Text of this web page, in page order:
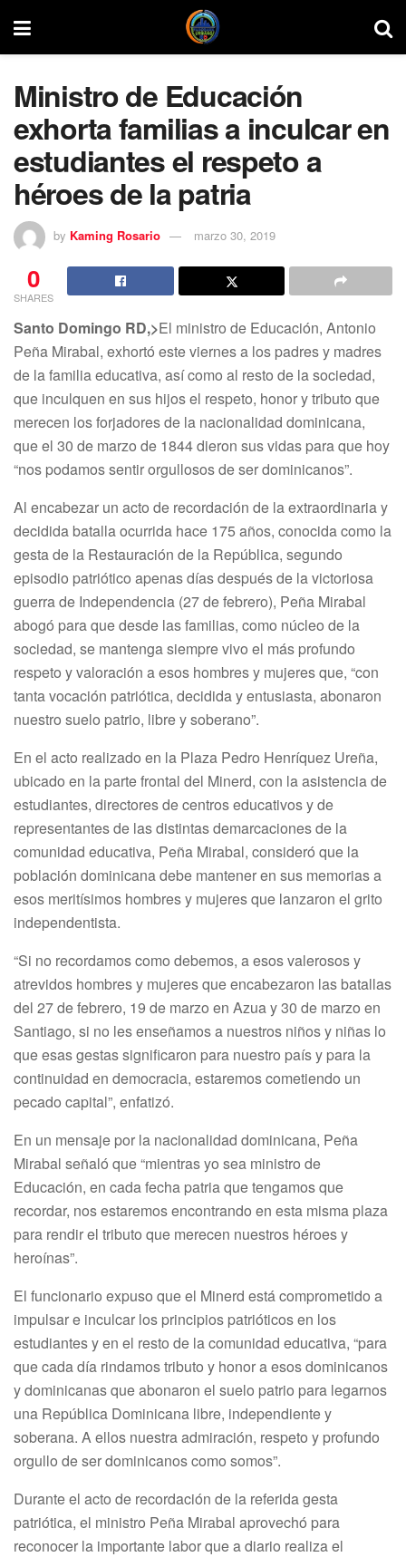
Ministro de Educación
exhorta familias a inculcar en
estudiantes el respeto a
héroes de la patria
by Kaming Rosario marzo 30, 2019
0
SHARES
Santo Domingo RD,>El ministro de Educación, Antonio
Peña Mirabal, exhortó este viernes a los padres y madres
de la familia educativa, así como al resto de la sociedad,
que inculquen en sus hijos el respeto, honor y tributo que
merecen los forjadores de la nacionalidad dominicana,
que el 30 de marzo de 1844 dieron sus vidas para que hoy
“nos podamos sentir orgullosos de ser dominicanos”.
Al encabezar un acto de recordación de la extraordinaria y
decidida batalla ocurrida hace 175 años, conocida como la
gesta de la Restauración de la República, segundo
episodio patriótico apenas días después de la victoriosa
guerra de Independencia (27 de febrero), Peña Mirabal
abogó para que desde las familias, como núcleo de la
sociedad, se mantenga siempre vivo el más profundo
respeto y valoración a esos hombres y mujeres que, “con
tanta vocación patriótica, decidida y entusiasta, abonaron
nuestro suelo patrio, libre y soberano”.
En el acto realizado en la Plaza Pedro Henríquez Ureña,
ubicado en la parte frontal del Minerd, con la asistencia de
estudiantes, directores de centros educativos y de
representantes de las distintas demarcaciones de la
comunidad educativa, Peña Mirabal, consideró que la
población dominicana debe mantener en sus memorias a
esos meritísimos hombres y mujeres que lanzaron el grito
independentista.
“Si no recordamos como debemos, a esos valerosos y
atrevidos hombres y mujeres que encabezaron las batallas
del 27 de febrero, 19 de marzo en Azua y 30 de marzo en
Santiago, si no les enseñamos a nuestros niños y niñas lo
que esas gestas significaron para nuestro país y para la
continuidad en democracia, estaremos cometiendo un
pecado capital”, enfatizó.
En un mensaje por la nacionalidad dominicana, Peña
Mirabal señaló que “mientras yo sea ministro de
Educación, en cada fecha patria que tengamos que
recordar, nos estaremos encontrando en esta misma plaza
para rendir el tributo que merecen nuestros héroes y
heroínas”.
El funcionario expuso que el Minerd está comprometido a
impulsar e inculcar los principios patrióticos en los
estudiantes y en el resto de la comunidad educativa, “para
que cada día rindamos tributo y honor a esos dominicanos
y dominicanas que abonaron el suelo patrio para legarnos
una República Dominicana libre, independiente y
soberana. A ellos nuestra admiración, respeto y profundo
orgullo de ser dominicanos como somos”.
Durante el acto de recordación de la referida gesta
patriótica, el ministro Peña Mirabal aprovechó para
reconocer la importante labor que a diario realiza el